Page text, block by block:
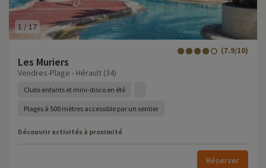
1 / 17
Les Muriers
(7.9/10)
Vendres-Plage - Hérault (34)
Clubs enfants et mini-disco en été
Plages à 500 mètres accessible par un sentier
Découvrir activités à proximité
Réserver